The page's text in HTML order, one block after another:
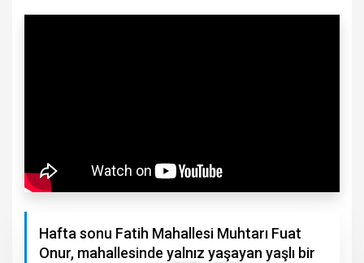
Hafta sonu Fatih Mahallesi Muhtarı Fuat
Onur, mahallesinde yalnız yaşayan yaşlı bir